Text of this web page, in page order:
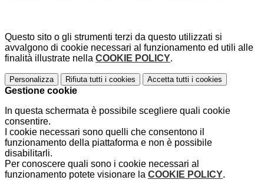
Questo sito o gli strumenti terzi da questo utilizzati si
avvalgono di cookie necessari al funzionamento ed utili alle
finalità illustrate nella COOKIE POLICY.
Personalizza Rifiuta tutti i cookies Accetta tutti i cookies
Gestione cookie
In questa schermata è possibile scegliere quali cookie
consentire.
I cookie necessari sono quelli che consentono il
funzionamento della piattaforma e non è possibile
disabilitarli.
Per conoscere quali sono i cookie necessari al
funzionamento potete visionare la COOKIE POLICY.